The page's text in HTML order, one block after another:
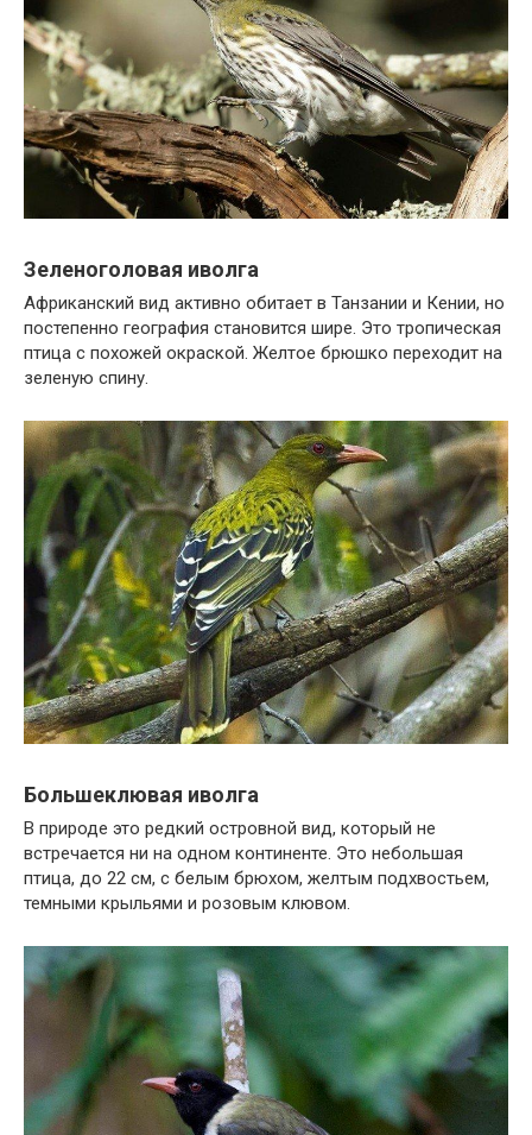
Зеленоголовая иволга
Африканский вид активно обитает в Танзании и Кении, но
постепенно география становится шире. Это тропическая
птица с похожей окраской. Желтое брюшко переходит на
зеленую спину.
Большеклювая иволга
В природе это редкий островной вид, который не
встречается ни на одном континенте. Это небольшая
птица, до 22 см, с белым брюхом, желтым подхвостьем,
темными крыльями и розовым клювом.